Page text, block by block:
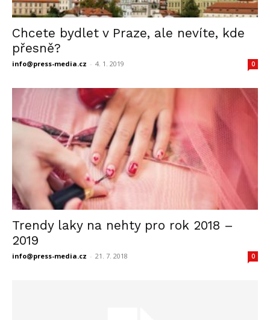
Chcete bydlet v Praze, ale nevíte, kde
přesně?
info@press-media.cz - 4. 1. 2019 0
Trendy laky na nehty pro rok 2018 –
2019
info@press-media.cz - 21. 7. 2018 0